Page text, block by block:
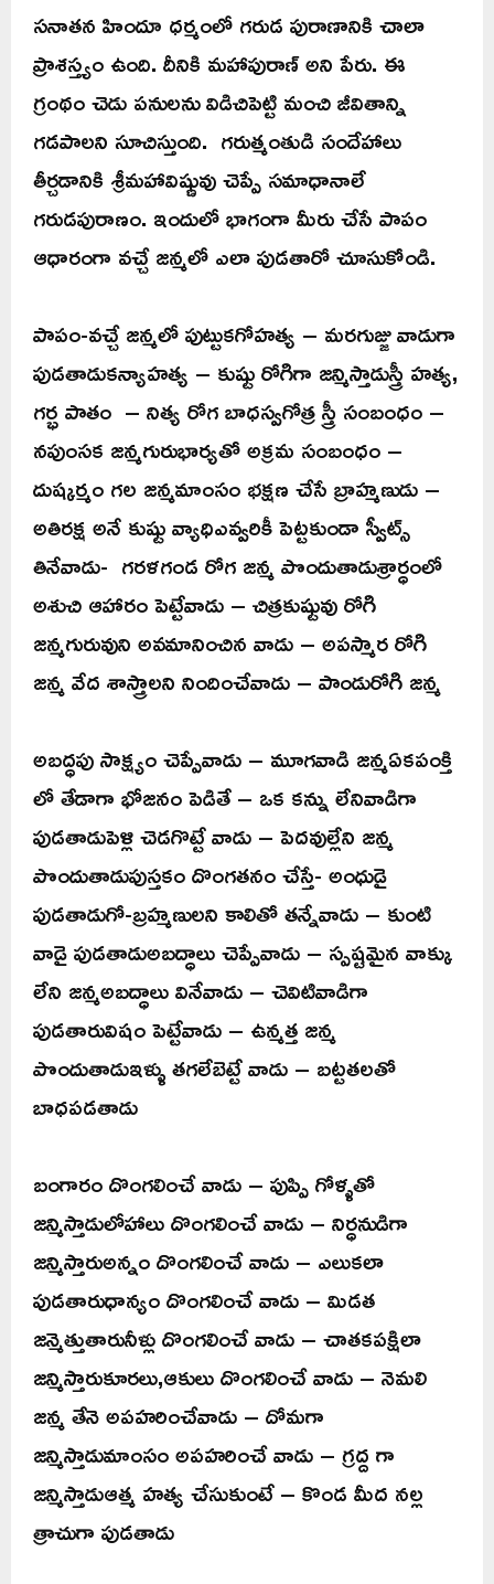
సనాతన హిందూ ధర్మంలో గరుడ పురాణానికి చాలా
ప్రాశస్త్యం ఉంది. దీనికి మహాపురాణ్ అని పేరు. ఈ
గ్రంథం చెడు పనులను విడిచిపెట్టి మంచి జీవితాన్ని
గడపాలని సూచిస్తుంది. గరుత్మంతుడి సందేహాలు
తీర్చడానికి శ్రీమహావిష్ణువు చెప్పే సమాధానాలే
గరుడపురాణం. ఇందులో భాగంగా మీరు చేసే పాపం
ఆధారంగా వచ్చే జన్మలో ఎలా పుడతారో చూసుకోండి.
పాపం-వచ్చే జన్మలో పుట్టుకగోహత్య – మరగుజ్జు వాడుగా
పుడతాడుకన్యాహత్య – కుష్టు రోగిగా జన్మిస్తాడుస్త్రీ హత్య,
గర్భ పాతం – నిత్య రోగ బాధస్వగోత్ర స్త్రీ సంబంధం –
నపుంసక జన్మగురుభార్యతో అక్రమ సంబంధం –
దుష్కర్మం గల జన్మమాంసం భక్షణ చేసే బ్రాహ్మణుడు –
అతిరక్ష అనే కుష్టు వ్యాధిఎవ్వరికీ పెట్టకుండా స్వీట్స్
తినేవాడు- గరళగండ రోగ జన్మ పొందుతాడుశ్రార్ధంలో
అశుచి ఆహారం పెట్టేవాడు – చిత్రకుష్టువు రోగి
జన్మగురువుని అవమానించిన వాడు – అపస్మార రోగి
జన్మ వేద శాస్త్రాలని నిందించేవాడు – పాండురోగి జన్మ
అబద్ధపు సాక్ష్యం చెప్పేవాడు – మూగవాడి జన్మఏకపంక్తి
లో తేడాగా భోజనం పెడితే – ఒక కన్ను లేనివాడిగా
పుడతాడుపెళ్లి చెడగొట్టే వాడు – పెదవుల్లేని జన్మ
పొందుతాడుపుస్తకం దొంగతనం చేస్తే- అంధుడై
పుడతాడుగో-బ్రహ్మణులని కాలితో తన్నేవాడు – కుంటి
వాడై పుడతాడుఅబద్ధాలు చెప్పేవాడు – స్పష్టమైన వాక్కు
లేని జన్మఅబద్ధాలు వినేవాడు – చెవిటివాడిగా
పుడతారువిషం పెట్టేవాడు – ఉన్మత్త జన్మ
పొందుతాడుఇళ్ళు తగలేబెట్టే వాడు – బట్టతలతో
బాధపడతాడు
బంగారం దొంగలించే వాడు – పుప్పి గోళ్ళతో
జన్మిస్తాడులోహాలు దొంగలించే వాడు – నిర్ధనుడిగా
జన్మిస్తారుఅన్నం దొంగలించే వాడు – ఎలుకలా
పుడతారుధాన్యం దొంగలించే వాడు – మిడత
జన్మెత్తుతారునీళ్లు దొంగలించే వాడు – చాతకపక్షిలా
జన్మిస్తారుకూరలు,ఆకులు దొంగలించే వాడు – నెమలి
జన్మ తేనె అపహరించేవాడు – దోమగా
జన్మిస్తాడుమాంసం అపహరించే వాడు – గ్రద్ద గా
జన్మిస్తాడుఆత్మ హత్య చేసుకుంటే – కొండ మీద నల్ల
త్రాచుగా పుడతాడు